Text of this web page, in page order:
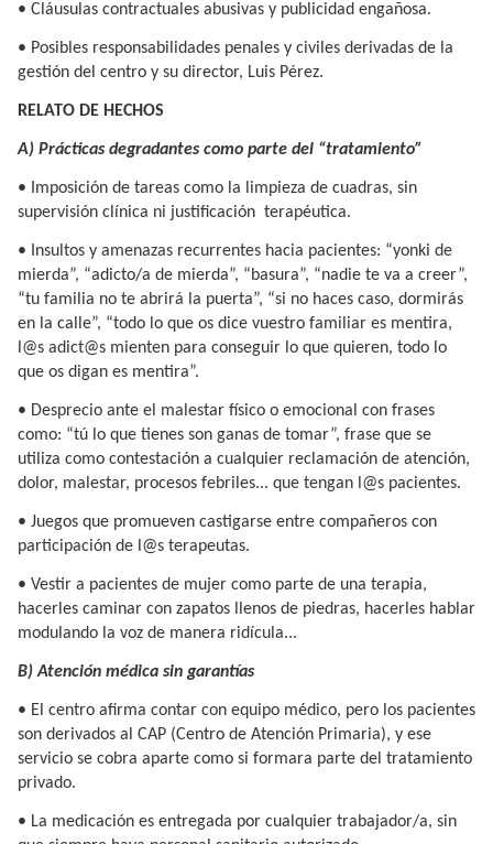
• Cláusulas contractuales abusivas y publicidad engañosa.
• Posibles responsabilidades penales y civiles derivadas de la
gestión del centro y su director, Luis Pérez.
RELATO DE HECHOS
A) Prácticas degradantes como parte del “tratamiento”
• Imposición de tareas como la limpieza de cuadras, sin
supervisión clínica ni justificación terapéutica.
• Insultos y amenazas recurrentes hacia pacientes: “yonki de
mierda”, “adicto/a de mierda”, “basura”, “nadie te va a creer”,
“tu familia no te abrirá la puerta”, “si no haces caso, dormirás
en la calle”, “todo lo que os dice vuestro familiar es mentira,
l@s adict@s mienten para conseguir lo que quieren, todo lo
que os digan es mentira”.
• Desprecio ante el malestar físico o emocional con frases
como: “tú lo que tienes son ganas de tomar”, frase que se
utiliza como contestación a cualquier reclamación de atención,
dolor, malestar, procesos febriles... que tengan l@s pacientes.
• Juegos que promueven castigarse entre compañeros con
participación de l@s terapeutas.
• Vestir a pacientes de mujer como parte de una terapia,
hacerles caminar con zapatos llenos de piedras, hacerles hablar
modulando la voz de manera ridícula...
B) Atención médica sin garantías
• El centro afirma contar con equipo médico, pero los pacientes
son derivados al CAP (Centro de Atención Primaria), y ese
servicio se cobra aparte como si formara parte del tratamiento
privado.
• La medicación es entregada por cualquier trabajador/a, sin